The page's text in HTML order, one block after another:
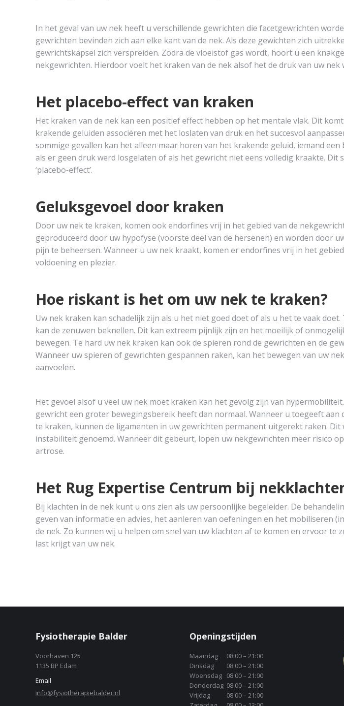
In het geval van uw nek heeft u verschillende gewrichten die facetgewrichten
gewrichten bevinden zich aan elke kant van de nek. Als deze gewichten zich
gewrichtskapsel zich verspreiden. Zodra de vloeistof gas wordt, hoort u een
nekgewrichten. Hierdoor voelt het kraken van de nek alsof het de druk van uw nek
Het placebo-effect van kraken
Het kraken van de nek kan een positief effect hebben op het mentale vlak. Dit
krakende geluiden associëren met het loslaten van druk en het succesvol
sommige gevallen kan het alleen maar horen van het krakende geluid, iemand een
als er geen druk werd losgelaten of als het gewricht niet eens volledig kraakte. Dit
‘placebo-effect’.
Geluksgevoel door kraken
Door uw nek te kraken, komen ook endorfines vrij in het gebied van de
geproduceerd door uw hypofyse (voorste deel van de hersenen) en worden door
pijn te beheersen. Wanneer u uw nek kraakt, komen er endorfines vrij in het
voldoening en plezier.
Hoe riskant is het om uw nek te kraken?
Uw nek kraken kan schadelijk zijn als u het niet goed doet of als u het te vaak
kan de zenuwen beknellen. Dit kan extreem pijnlijk zijn en het moeilijk of
bewegen. Te hard uw nek kraken kan ook de spieren rond de gewrichten en de
Wanneer uw spieren of gewrichten gespannen raken, kan het bewegen van uw
aanvoelen.
Het gevoel alsof u veel uw nek moet kraken kan het gevolg zijn van
gewricht een groter bewegingsbereik heeft dan normaal. Wanneer u toegeeft aan
te kraken, kunnen de ligamenten in uw gewrichten permanent uitgerekt raken. Dit
instabiliteit genoemd. Wanneer dit gebeurt, lopen uw nekgewrichten meer risico
artrose.
Het Rug Expertise Centrum bij
Bij klachten in de nek kunt u ons zien als uw persoonlijke begeleider. De
geven van informatie en advies, het aanleren van oefeningen en het mobiliseren
de nek. Zo kunnen wij u helpen om snel van uw klachten af te komen en ervoor te
last krijgt van uw nek.
Fysiotherapie Balder
Voorhaven 125
1135 BP Edam
Email
info@fysiotherapiebalder.nl
Openingstijden
Maandag
08:00 – 21:00
Dinsdag
08:00 – 21:00
Woensdag 08:00 – 21:00
Donderdag 08:00 – 21:00
Vrijdag
08:00 – 21:00